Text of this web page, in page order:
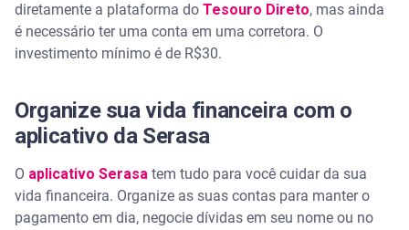
diretamente a plataforma do Tesouro Direto, mas ainda
é necessário ter uma conta em uma corretora. O
investimento mínimo é de R$30.
Organize sua vida financeira com o
aplicativo da Serasa
O aplicativo Serasa tem tudo para você cuidar da sua
vida financeira. Organize as suas contas para manter o
pagamento em dia, negocie dívidas em seu nome ou no